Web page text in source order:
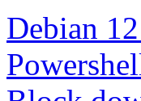
Debian